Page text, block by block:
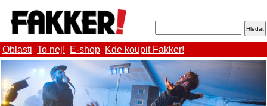
Oblasti To nej! E-shop Kde koupit Fakker!